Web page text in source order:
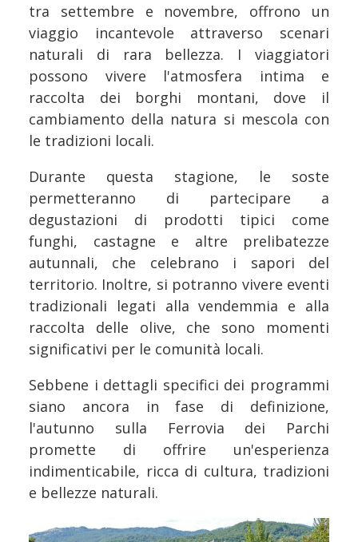
tra settembre e novembre, offrono un
viaggio incantevole attraverso scenari
naturali di rara bellezza. I viaggiatori
possono vivere l'atmosfera intima e
raccolta dei borghi montani, dove il
cambiamento della natura si mescola con
le tradizioni locali.
Durante questa stagione, le soste
permetteranno di partecipare a
degustazioni di prodotti tipici come
funghi, castagne e altre prelibatezze
autunnali, che celebrano i sapori del
territorio. Inoltre, si potranno vivere eventi
tradizionali legati alla vendemmia e alla
raccolta delle olive, che sono momenti
significativi per le comunità locali.
Sebbene i dettagli specifici dei programmi
siano ancora in fase di definizione,
l'autunno sulla Ferrovia dei Parchi
promette di offrire un'esperienza
indimenticabile, ricca di cultura, tradizioni
e bellezze naturali.